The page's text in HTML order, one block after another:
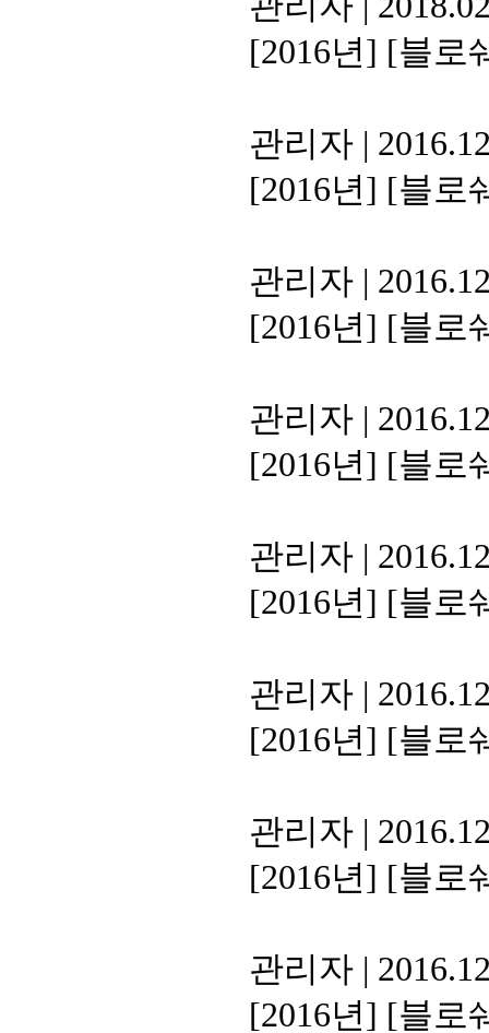
[2016년] [블로
관리자 |
[2016년] [블로
관리자 |
[2016년] [블로
관리자 |
[2016년] [블로
관리자 |
[2016년] [블로
관리자 |
[2016년] [블로
관리자 |
[2016년] [블로
관리자 |
[2016년] [블로